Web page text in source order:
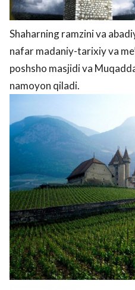
Shaharning ramzini va
nafar madaniy-tarixiy va
poshsho masjidi va
namoyon qiladi.